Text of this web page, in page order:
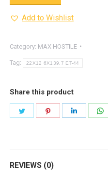
Add to Wishlist
Category: MAX HOSTILE
Tag: 22X12 6X139.7 ET-44
Share this product
REVIEWS (0)